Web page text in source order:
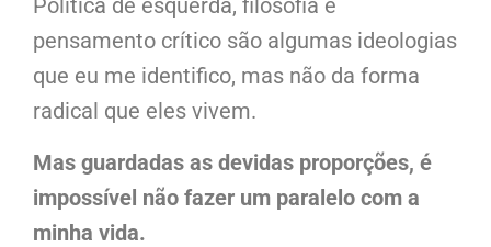
Política de esquerda, filosofia e
pensamento crítico são algumas ideologias
que eu me identifico, mas não da forma
radical que eles vivem.
Mas guardadas as devidas proporções, é
impossível não fazer um paralelo com a
minha vida.